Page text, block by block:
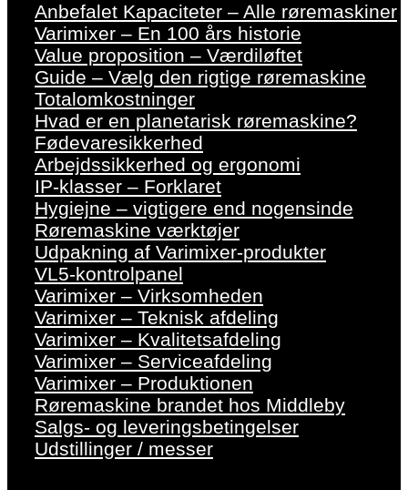
Anbefalet Kapaciteter – Alle røremaskiner
Varimixer – En 100 års historie
Value proposition – Værdiløftet
Guide – Vælg den rigtige røremaskine
Totalomkostninger
Hvad er en planetarisk røremaskine?
Fødevaresikkerhed
Arbejdssikkerhed og ergonomi
IP-klasser – Forklaret
Hygiejne – vigtigere end nogensinde
Røremaskine værktøjer
Udpakning af Varimixer-produkter
VL5-kontrolpanel
Varimixer – Virksomheden
Varimixer – Teknisk afdeling
Varimixer – Kvalitetsafdeling
Varimixer – Serviceafdeling
Varimixer – Produktionen
Røremaskine brandet hos Middleby
Salgs- og leveringsbetingelser
Udstillinger / messer